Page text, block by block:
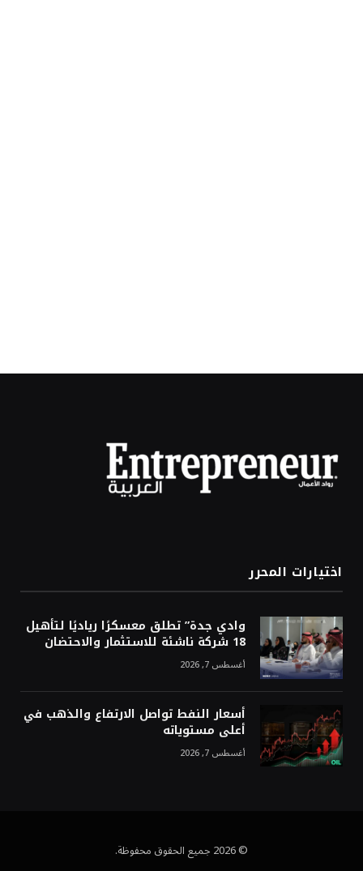
اختيارات المحرر
وادي جدة” تطلق معسكرًا رياديًا لتأهيل
18 شركة ناشئة للاستثمار والاحتضان
أغسطس 7, 2026
أسعار النفط تواصل الارتفاع والذهب في
أعلى مستوياته
أغسطس 7, 2026
© 2026 جميع الحقوق محفوظة.